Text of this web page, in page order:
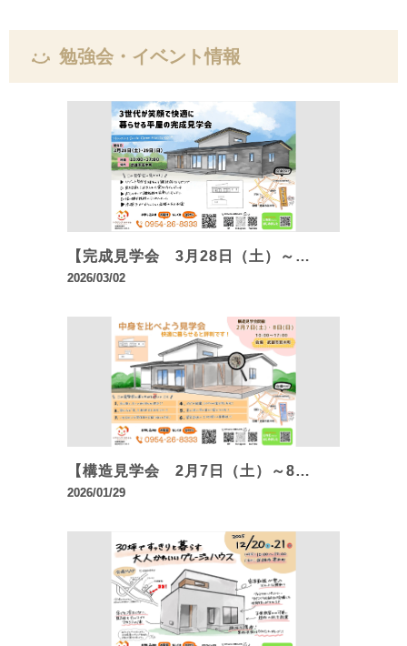
勉強会・イベント情報
【完成見学会 3月28日（土）～…
2026/03/02
【構造見学会 2月7日（土）～8…
2026/01/29